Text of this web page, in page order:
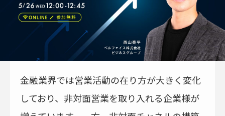
金融業界では営業活動の在り方が大きく変化
しており、非対面営業を取り入れる企業様が